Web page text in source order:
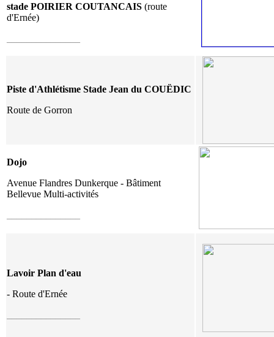
stade POIRIER COUTANCAIS (route
d'Ernée)
Piste d'Athlétisme Stade Jean du COUËDIC
Route de Gorron
Dojo
Avenue Flandres Dunkerque - Bâtiment
Bellevue Multi-activités
Lavoir Plan d'eau
- Route d'Ernée